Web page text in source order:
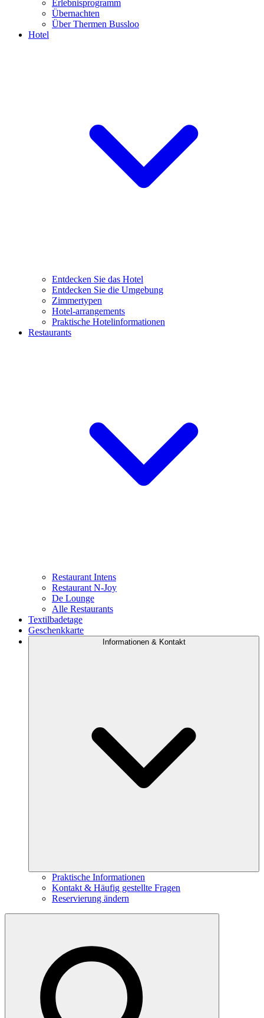
Erlebnisprogramm
Übernachten
Über Thermen Bussloo
Hotel
Entdecken Sie das Hotel
Entdecken Sie die Umgebung
Zimmertypen
Hotel-arrangements
Praktische Hotelinformationen
Restaurants
Restaurant Intens
Restaurant N-Joy
De Lounge
Alle Restaurants
Textilbadetage
Geschenkkarte
Informationen & Kontakt
Praktische Informationen
Kontakt & Häufig gestellte Fragen
Reservierung ändern